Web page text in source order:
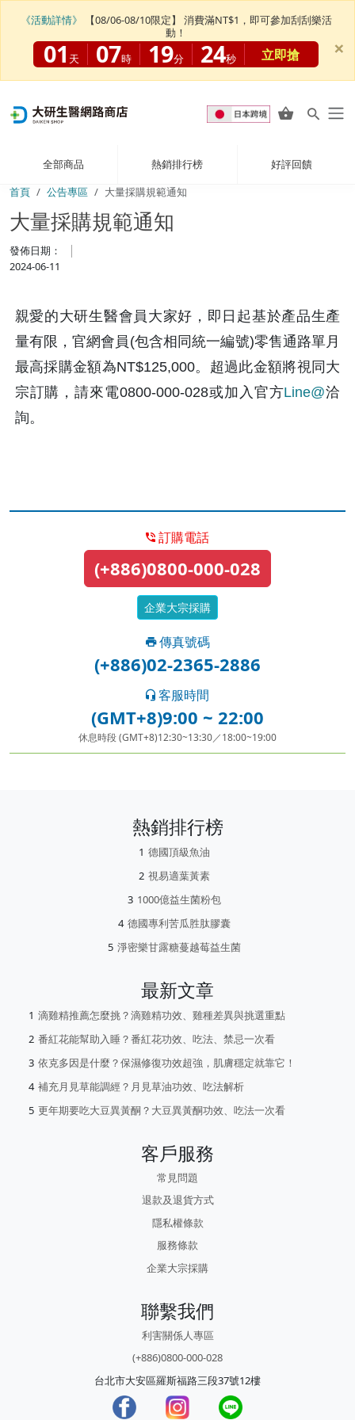
全部商品 熱銷排行榜
好評回饋
首頁
公告專區 大量採購規範通知
大量採購規範通知
發佈日期：
2024-06-11
親愛的大研生醫會員大家好，即日起基於產品生產
量有限，官網會員(包含相同統一編號)零售通路單月
最高採購金額為NT$125,000。超過此金額將視同大
宗訂購，請來電0800-000-028或加入官方Line@洽
詢。
訂購電話
(+886)0800-000-028
企業大宗採購
傳真號碼
(+886)02-2365-2886
客服時間
(GMT+8)9:00 ~ 22:00
休息時段 (GMT+8)12:30~13:30／18:00~19:00
熱銷排行榜
德國頂級魚油
視易適葉黃素
1000億益生菌粉包
德國專利苦瓜胜肽膠囊
淨密樂甘露糖蔓越莓益生菌
最新文章
滴雞精推薦怎麼挑？滴雞精功效、雞種差異與挑選重點
番紅花能幫助入睡？番紅花功效、吃法、禁忌一次看
依克多因是什麼？保濕修復功效超強，肌膚穩定就靠它！
補充月見草能調經？月見草油功效、吃法解析
更年期要吃大豆異黃酮？大豆異黃酮功效、吃法一次看
客戶服務
常見問題
退款及退貨方式
隱私權條款
服務條款
企業大宗採購
聯繫我們
利害關係人專區
(+886)0800-000-028
台北市大安區羅斯福路三段37號12樓
《活動詳情》
【08/06-08/10限定】 消費滿NT$1，即可參加刮刮樂活
動！
01 天 07時 19分 23秒 立即搶 ×